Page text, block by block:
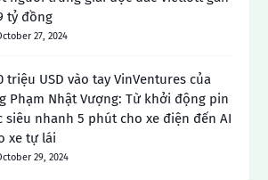
tỷ đồng
27, 2024
triệu USD vào tay VinVentures của
Phạm Nhật Vượng: Từ khởi động pin
siêu nhanh 5 phút cho xe điện đến AI
xe tự lái
29, 2024